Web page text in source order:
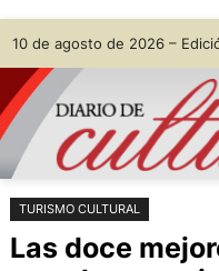
Saltar
al
contenido
Skip
to
content
10 de agosto de 2026 –
TURISMO CULTURAL
Las doce